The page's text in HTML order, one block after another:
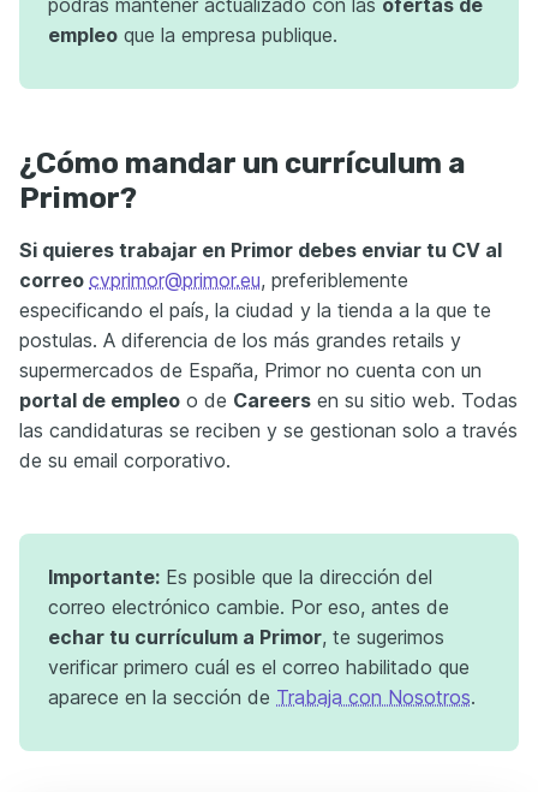
podrás mantener actualizado con las ofertas de
empleo que la empresa publique.
¿Cómo mandar un currículum a
Primor?
Si quieres trabajar en Primor debes enviar tu CV al
correo cvprimor@primor.eu, preferiblemente
especificando el país, la ciudad y la tienda a la que te
postulas. A diferencia de los más grandes retails y
supermercados de España, Primor no cuenta con un
portal de empleo o de Careers en su sitio web. Todas
las candidaturas se reciben y se gestionan solo a través
de su email corporativo.
Importante: Es posible que la dirección del
correo electrónico cambie. Por eso, antes de
echar tu currículum a Primor, te sugerimos
verificar primero cuál es el correo habilitado que
aparece en la sección de Trabaja con Nosotros.